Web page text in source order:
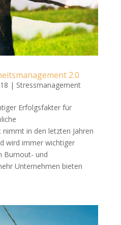
2.0
| Stressmanagement
Erfolgsfakter für
in den letzten Jahren
wird immer wichtiger
Burnout- und
Unternehmen bieten